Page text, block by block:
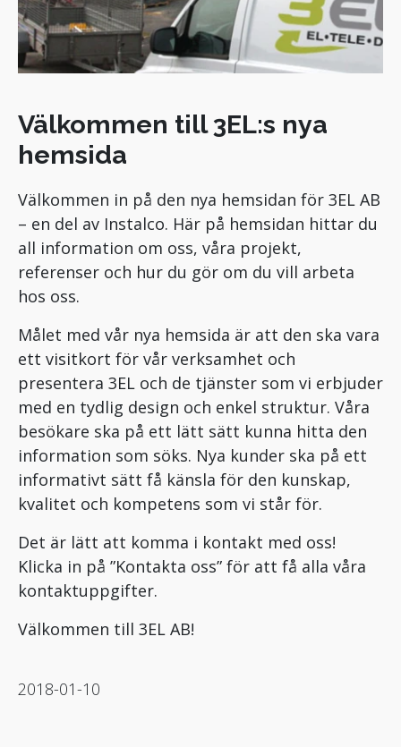
Välkommen till 3EL:s nya
hemsida
Välkommen in på den nya hemsidan för 3EL AB
– en del av Instalco. Här på hemsidan hittar du
all information om oss, våra projekt,
referenser och hur du gör om du vill arbeta
hos oss.
Målet med vår nya hemsida är att den ska vara
ett visitkort för vår verksamhet och
presentera 3EL och de tjänster som vi erbjuder
med en tydlig design och enkel struktur. Våra
besökare ska på ett lätt sätt kunna hitta den
information som söks. Nya kunder ska på ett
informativt sätt få känsla för den kunskap,
kvalitet och kompetens som vi står för.
Det är lätt att komma i kontakt med oss!
Klicka in på ”Kontakta oss” för att få alla våra
kontaktuppgifter.
Välkommen till 3EL AB!
2018-01-10